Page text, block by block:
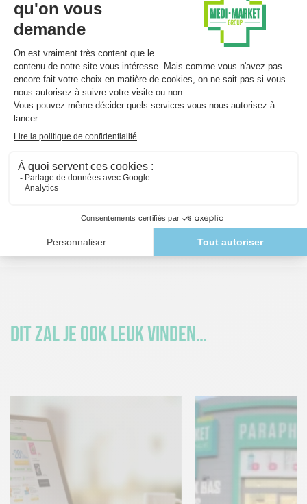
Dit zal je ook leuk vinden…